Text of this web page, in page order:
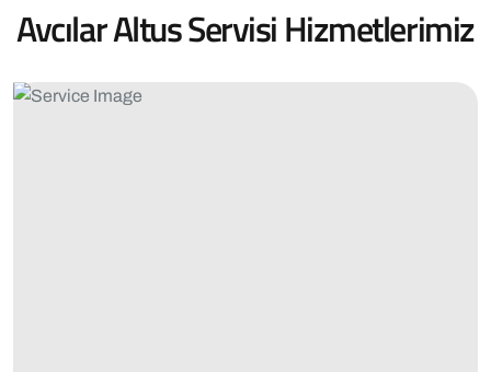
Avcılar Altus Servisi Hizmetlerimiz